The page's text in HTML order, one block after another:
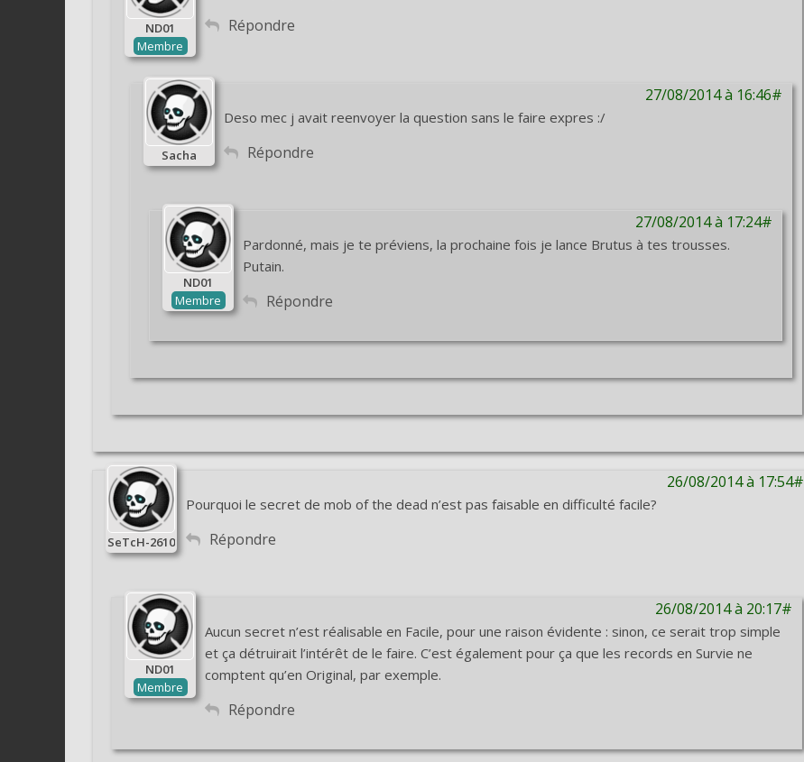
ND01
Membre
Répondre
27/08/2014 à 16:46#
Sacha
Deso mec j avait reenvoyer la question sans le faire expres :/
Répondre
27/08/2014 à 17:24#
ND01
Membre
Pardonné, mais je te préviens, la prochaine fois je lance Brutus à tes trousses.
Putain.
Répondre
26/08/2014 à 17:54#
SeTcH-2610
Pourquoi le secret de mob of the dead n’est pas faisable en difficulté facile?
Répondre
26/08/2014 à 20:17#
ND01
Membre
Aucun secret n’est réalisable en Facile, pour une raison évidente : sinon, ce serait trop simple
et ça détruirait l’intérêt de le faire. C’est également pour ça que les records en Survie ne
comptent qu’en Original, par exemple.
Répondre